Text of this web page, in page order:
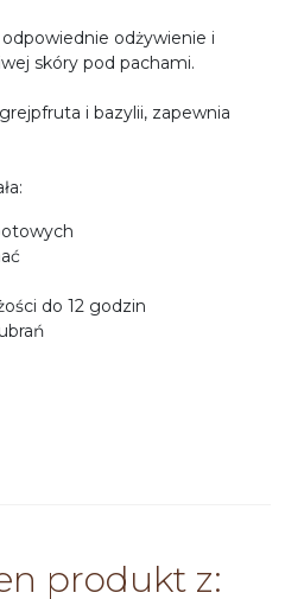
odżywienie i
skóry pod pachami.
i bazylii, zapewnia
do 12 godzin
produkt z: